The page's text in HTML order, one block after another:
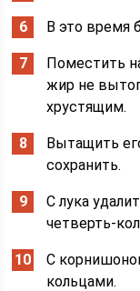
В это время
Поместить
жир не
хрустящим.
Вытащить
сохранить.
С лука
четверть-
С
кольцами.